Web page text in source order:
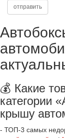
💰 Какие
категории
крышу
- ТОП-3 самых